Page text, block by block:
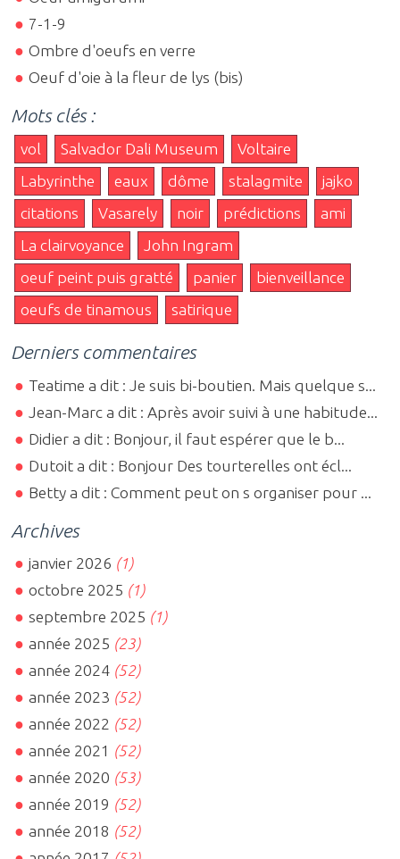
7-1-9
Ombre d'oeufs en verre
Oeuf d'oie à la fleur de lys (bis)
Mots clés :
vol Salvador Dali Museum
Voltaire
Labyrinthe
eaux dôme stalagmite
jajko
citations
Vasarely noir prédictions
ami
La clairvoyance
John Ingram
oeuf peint puis gratté
panier
bienveillance
oeufs de tinamous
satirique
Derniers commentaires
Teatime a dit : Je suis bi-boutien. Mais quelque s...
Jean-Marc a dit : Après avoir suivi à une habitude...
Didier a dit : Bonjour, il faut espérer que le b...
Dutoit a dit : Bonjour Des tourterelles ont écl...
Betty a dit : Comment peut on s organiser pour ...
Archives
janvier 2026 (1)
octobre 2025 (1)
septembre 2025 (1)
année 2025 (23)
année 2024 (52)
année 2023 (52)
année 2022 (52)
année 2021 (52)
année 2020 (53)
année 2019 (52)
année 2018 (52)